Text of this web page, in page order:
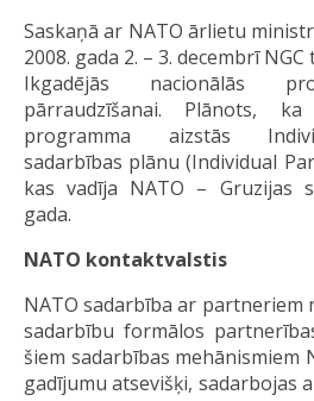
Saskaņā ar NATO ārlietu
2008. gada 2. – 3. decembrī
Ikgadējās nacionālās
pārraudzīšanai. Plānots,
programma aizstās
sadarbības plānu (Individual
kas vadīja NATO – Gruzijas
gada.
NATO kontaktvalstis
NATO sadarbība ar partneriem
sadarbību formālos
šiem sadarbības mehānismiem
gadījumu atsevišķi, sadarbojas